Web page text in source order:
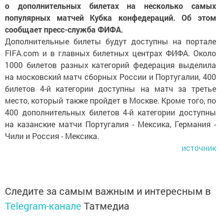
о дополнительных билетах на несколько самых
популярных матчей Кубка конфедераций. Об этом
сообщает пресс-служба ФИФА.
Дополнительные билеты будут доступны на портале
FIFA.com и в главных билетных центрах ФИФА. Около
1000 билетов разных категорий федерация выделила
на московский матч сборных России и Португалии, 400
билетов 4-й категории доступны на матч за третье
место, который также пройдет в Москве. Кроме того, по
400 дополнительных билетов 4-й категории доступны
на казанские матчи Португалия - Мексика, Германия -
Чили и Россия - Мексика.
источник
Следите за самым важным и интересным в
Telegram-канале Татмедиа